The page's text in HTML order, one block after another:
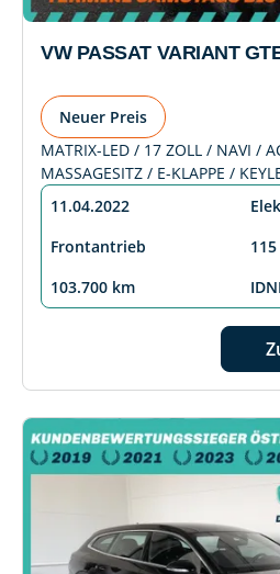
VW PASSAT VARIANT
Neuer Preis
MATRIX-LED / 17 ZOLL / NAVI /
MASSAGESITZ / E-KLAPPE /
11.04.2022
Frontantrieb
103.700 km